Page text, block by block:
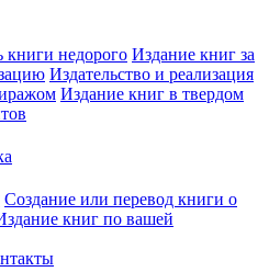
книги недорого Издание книг за
Издательство и реализация
Издание книг в твердом
Создание или перевод книги о
книг по вашей